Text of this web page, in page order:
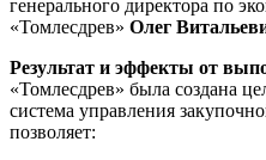
генерального директора по
«Томлесдрев» Олег
Результат и эффекты от
«Томлесдрев» была создана
система управления
позволяет: